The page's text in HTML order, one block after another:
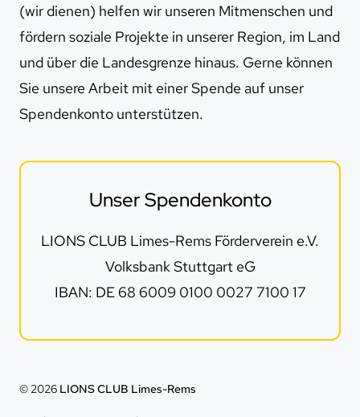
(wir dienen) helfen wir unseren Mitmenschen und
fördern soziale Projekte in unserer Region, im Land
und über die Landesgrenze hinaus. Gerne können
Sie unsere Arbeit mit einer Spende auf unser
Spendenkonto unterstützen.
Unser Spendenkonto
LIONS CLUB Limes-Rems Förderverein e.V.
Volksbank Stuttgart eG
IBAN: DE 68 6009 0100 0027 7100 17
© 2026 LIONS CLUB Limes-Rems